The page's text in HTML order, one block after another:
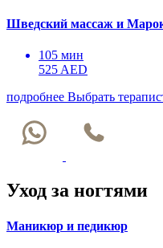
Шведский массаж и
105 мин
525 AED
подробнее Выбрать
Уход за ногтями
Маникюр и педикюр